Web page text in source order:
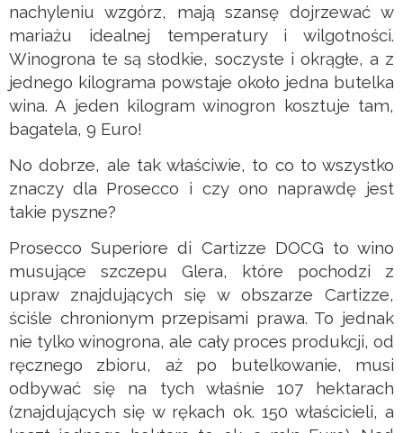
nachyleniu wzgórz, mają szansę dojrzewać w
mariażu idealnej temperatury i wilgotności.
Winogrona te są słodkie, soczyste i okrągłe, a z
jednego kilograma powstaje około jedna butelka
wina. A jeden kilogram winogron kosztuje tam,
bagatela, 9 Euro!
No dobrze, ale tak właściwie, to co to wszystko
znaczy dla Prosecco i czy ono naprawdę jest
takie pyszne?
Prosecco Superiore di Cartizze DOCG to wino
musujące szczepu Glera, które pochodzi z
upraw znajdujących się w obszarze Cartizze,
ściśle chronionym przepisami prawa. To jednak
nie tylko winogrona, ale cały proces produkcji, od
ręcznego zbioru, aż po butelkowanie, musi
odbywać się na tych właśnie 107 hektarach
(znajdujących się w rękach ok. 150 właścicieli, a